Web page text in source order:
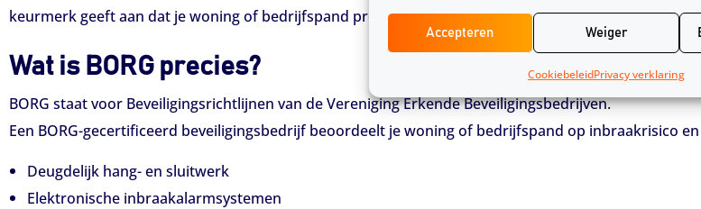
Accepteren Weiger
CookiebeleidPrivacy verklaring
keurmerk geeft aan dat je woning of bedrijfspand professioneel is beveiligd tegen inbraak, op een
Wat is BORG precies?
BORG staat voor Beveiligingsrichtlijnen van de Vereniging Erkende Beveiligingsbedrijven.
Een BORG-gecertificeerd beveiligingsbedrijf beoordeelt je woning of bedrijfspand op inbraakrisico
Deugdelijk hang- en sluitwerk
Elektronische inbraakalarmsystemen